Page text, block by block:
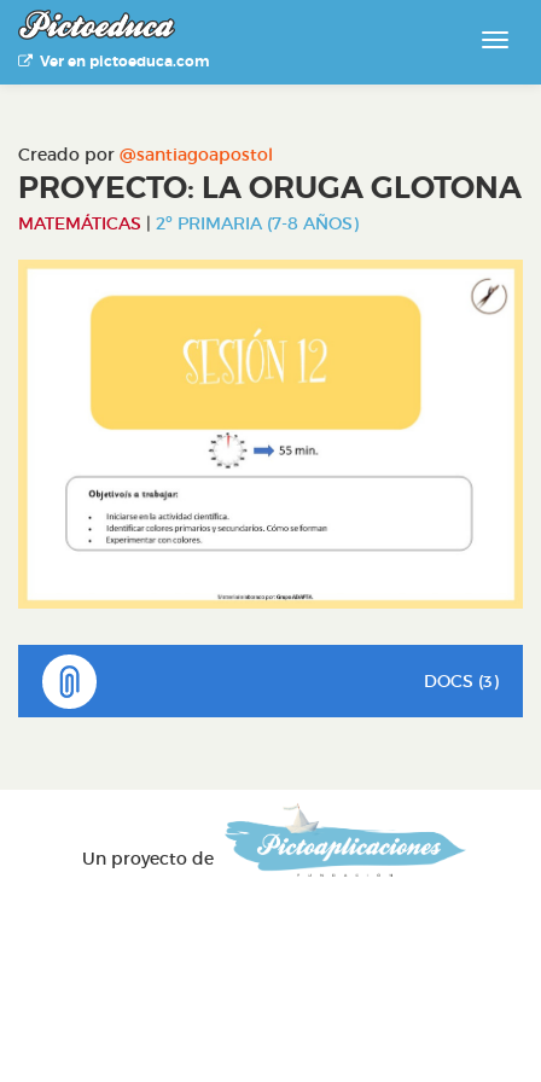
Ver en pictoeduca.com
Creado por @santiagoapostol
PROYECTO: LA ORUGA GLOTONA
MATEMÁTICAS | 2º PRIMARIA (7-8 AÑOS)
DOCS (3)
Un proyecto de